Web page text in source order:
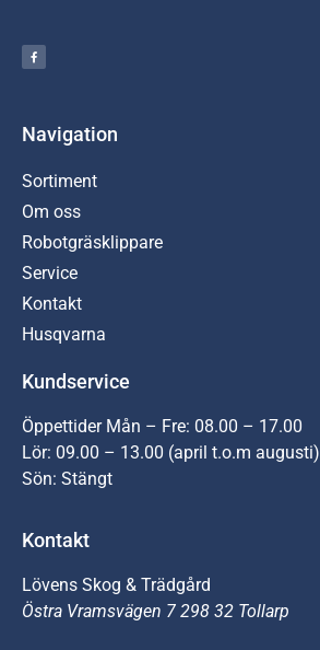
Navigation
Sortiment
Om oss
Robotgräsklippare
Service
Kontakt
Husqvarna
Kundservice
Öppettider Mån – Fre: 08.00 – 17.00
Lör: 09.00 – 13.00 (april t.o.m augusti)
Sön: Stängt
Kontakt
Lövens Skog & Trädgård
Östra Vramsvägen 7 298 32 Tollarp